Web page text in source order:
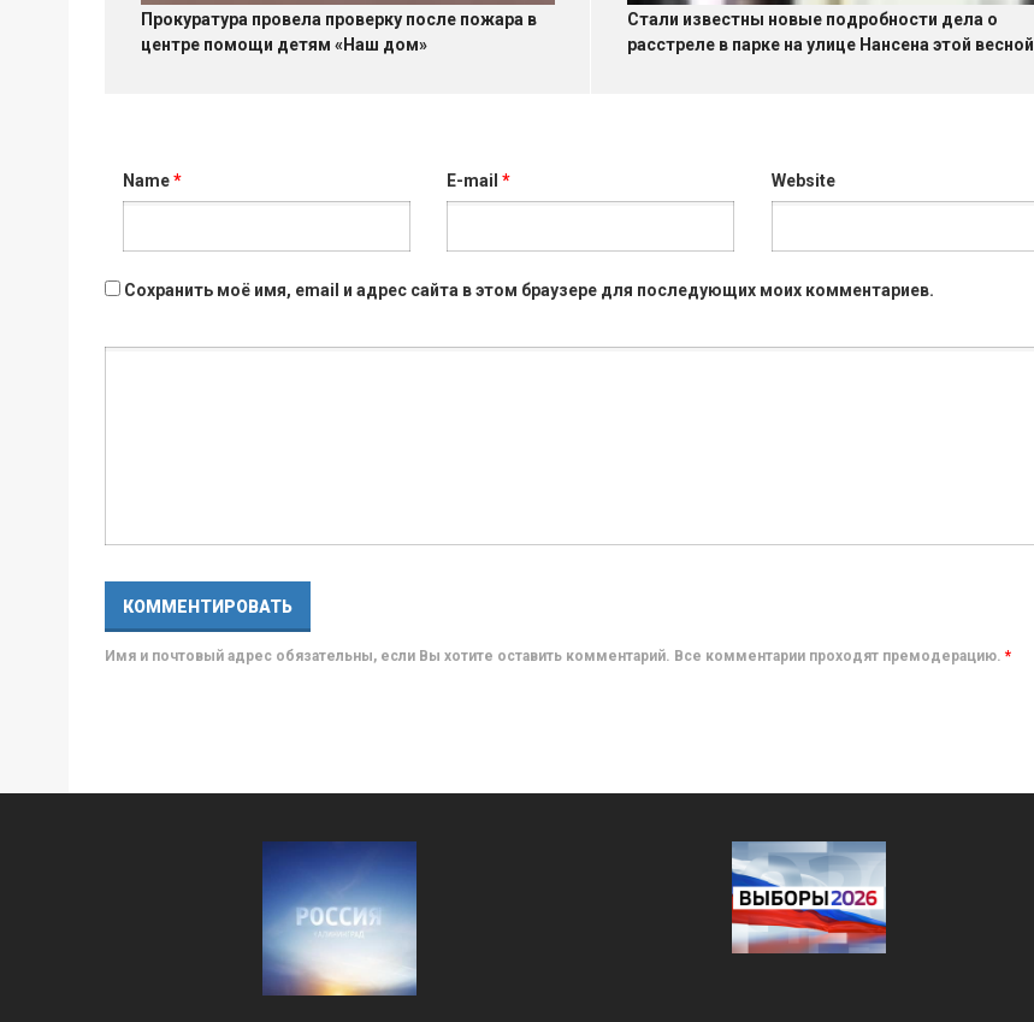
Прокуратура провела проверку после пожара в
центре помощи детям «Наш дом»
Стали известны новые подробности дела о
расстреле в парке на улице Нансена этой весной
Name* E-mail* Website
Сохранить моё имя, email и адрес сайта в этом браузере для последующих моих комментариев.
Имя и почтовый адрес обязательны, если Вы хотите оставить комментарий. Все комментарии проходят премодерацию. *